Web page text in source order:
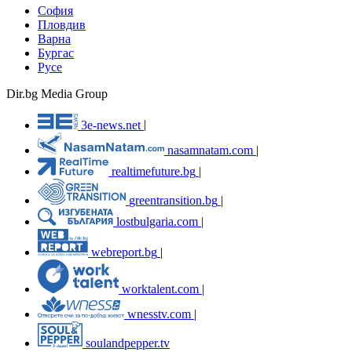
София
Пловдив
Варна
Бургас
Русе
Dir.bg Media Group
3e-news.net
nasamnatam.com |
realtimefuture.bg |
greentransition.bg |
lostbulgaria.com |
webreport.bg
worktalent.com |
wnesstv.com |
soulandpepper.tv